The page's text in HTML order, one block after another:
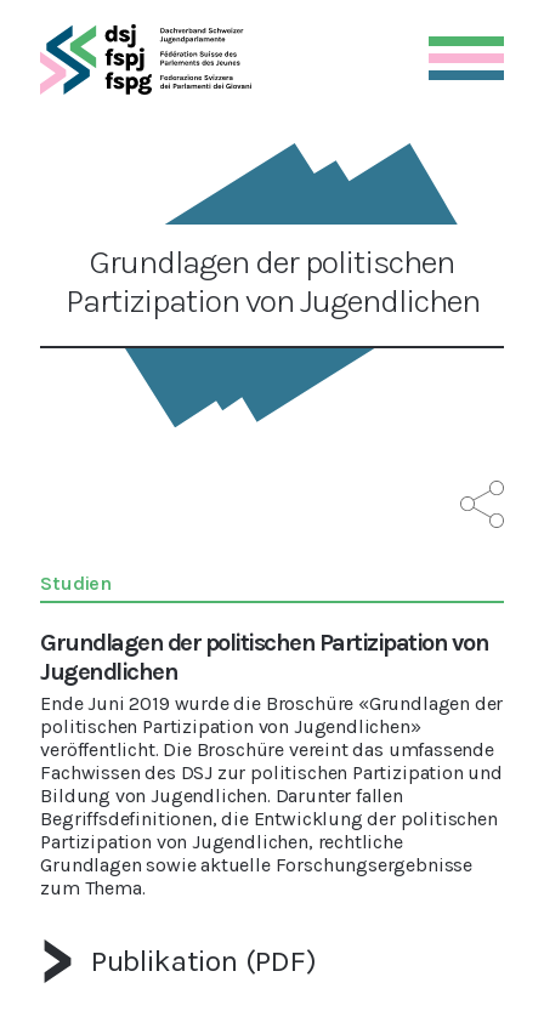
Grundlagen der politischen
Partizipation von Jugendlichen
Studien
Grundlagen der politischen Partizipation von
Jugendlichen
Ende Juni 2019 wurde die Broschüre «Grundlagen der
politischen Partizipation von Jugendlichen»
veröffentlicht. Die Broschüre vereint das umfassende
Fachwissen des DSJ zur politischen Partizipation und
Bildung von Jugendlichen. Darunter fallen
Begriffsdefinitionen, die Entwicklung der politischen
Partizipation von Jugendlichen, rechtliche
Grundlagen sowie aktuelle Forschungsergebnisse
zum Thema.
Publikation (PDF)